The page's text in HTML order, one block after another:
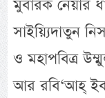
মুবারক নেয়ার
সাইয়্যিদাতুন
ও মহাপবিত্র
আর রবি‘আহ্